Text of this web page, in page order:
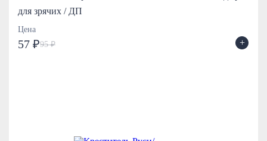
для зрячих / ДП
Цена
57 ₽95 ₽ +